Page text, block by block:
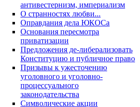
антивестернизм, империализм
О странностях любви...
Оправдания дела ЮКОСа
Основания пересмотра
приватизации
Предложения де-либерализовать
Конституцию и публичное право
Призывы к ужесточению
уголовного и уголовно-
процессуального
законодательства
Символические акции